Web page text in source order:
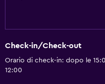
Parcheggio e trasporti
Navetta aeroporto
Accessibilità
Check-in/Check-out
Orario di check-in: dopo le
12:00